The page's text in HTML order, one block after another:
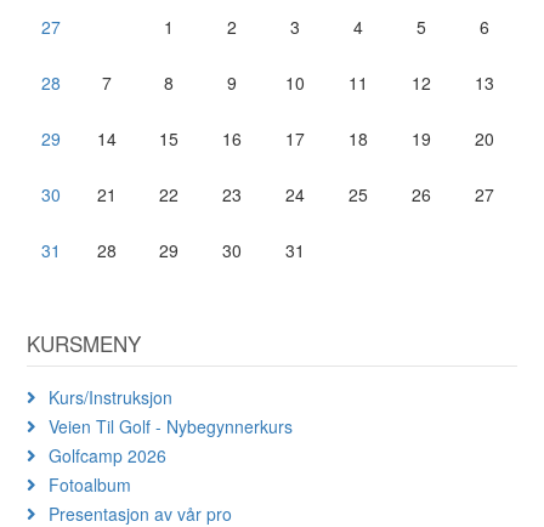
27 1 2 3 4 5 6
28 7 8 9 10 11 12 13
29 14 15 16 17 18 19 20
30 21 22 23 24 25 26 27
31 28 29 30 31
KURSMENY
Kurs/Instruksjon
Veien Til Golf - Nybegynnerkurs
Golfcamp 2026
Fotoalbum
Presentasjon av vår pro